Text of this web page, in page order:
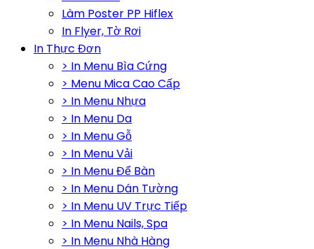
Làm Poster PP Hiflex
In Flyer, Tờ Rơi
In Thực Đơn
> In Menu Bìa Cứng
> Menu Mica Cao Cấp
> In Menu Nhựa
> In Menu Da
> In Menu Gỗ
> In Menu Vải
> In Menu Để Bàn
> In Menu Dán Tường
> In Menu UV Trực Tiếp
> In Menu Nails, Spa
> In Menu Nhà Hàng